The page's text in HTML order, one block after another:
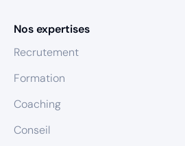
Nos expertises
Recrutement
Formation
Coaching
Conseil